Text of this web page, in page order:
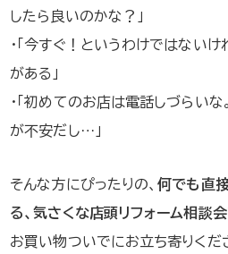
したら良いのかな？」
・「今すぐ！というわけではない
がある」
・「初めてのお店は電話しづらい
が不安だし…」
そんな方にぴったりの、何でも直
る、気さくな店頭リフォーム相談会
お買い物ついでにお立ち寄りくだ